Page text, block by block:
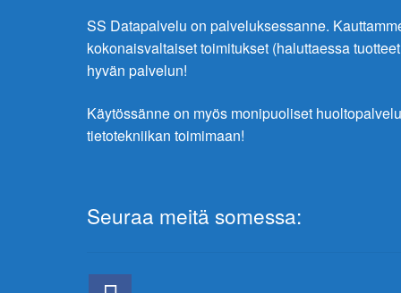
SS Datapalvelu on palveluksessanne.
kokonaisvaltaiset toimitukset (haluttaessa
hyvän palvelun!
Käytössänne on myös monipuoliset
tietotekniikan toimimaan!
Seuraa meitä somessa: